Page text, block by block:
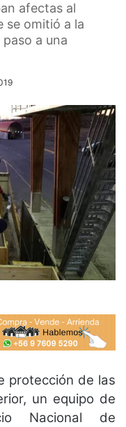
afectas al
se omitió a la
a una
protección de las
un equipo de
Nacional de